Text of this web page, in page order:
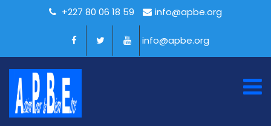
+227 80 06 18 59 info@apbe.org
info@apbe.org